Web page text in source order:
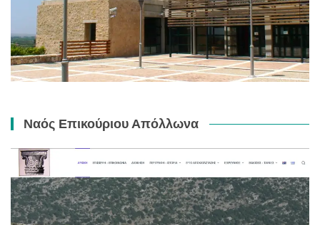
Ναός Επικούριου Απόλλωνα